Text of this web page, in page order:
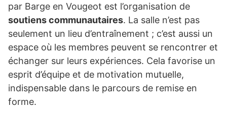
par Barge en Vougeot est l’organisation de
soutiens communautaires. La salle n’est pas
seulement un lieu d’entraînement ; c’est aussi un
espace où les membres peuvent se rencontrer et
échanger sur leurs expériences. Cela favorise un
esprit d’équipe et de motivation mutuelle,
indispensable dans le parcours de remise en
forme.